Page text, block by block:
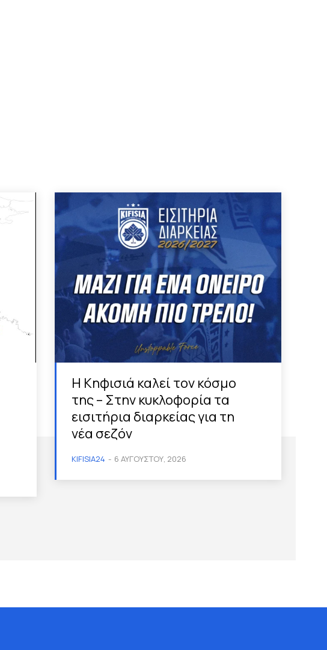
Η Κηφισιά καλεί τον κόσμο
της – Στην κυκλοφορία τα
εισιτήρια διαρκείας για τη
νέα σεζόν
KIFISIA24 - 6 ΑΥΓΟΎΣΤΟΥ, 2026